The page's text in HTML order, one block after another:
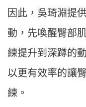
因此，吳琦淵提
動，先喚醒臀部
練提升到深蹲的
以更有效率的讓
練。